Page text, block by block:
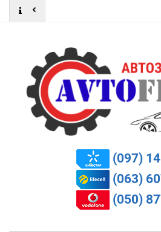
(097)
(063)
(050)